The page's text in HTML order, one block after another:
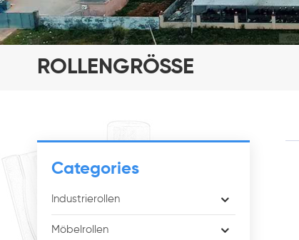
ROLLENGRÖSSE
Categories
Industrierollen
Möbelrollen